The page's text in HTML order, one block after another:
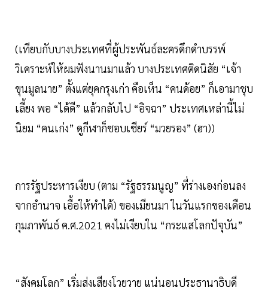
(เทียบกับบางประเทศที่ผู้ประพันธ์ละครดึกดำบรรพ์
วิเคราะห์ให้ผมฟังนานมาแล้ว บางประเทศติดนิสัย “เจ้า
ขุนมูลนาย” ตั้งแต่ยุคกรุงเก่า คือเห็น “คนด้อย” ก็เอามาชุบ
เลี้ยง พอ “ได้ดี” แล้วกลับไป “อิจฉา” ประเทศเหล่านี้ไม่
นิยม “คนเก่ง” ดูกีฬาก็ชอบเชียร์ “มวยรอง” (ฮา))
การรัฐประหารเงียบ (ตาม “รัฐธรรมนูญ” ที่ร่างเองก่อนลง
จากอำนาจ เอื้อให้ทำได้) ของเมียนมา ในวันแรกของเดือน
กุมภาพันธ์ ค.ศ.2021 คงไม่เงียบใน “กระแสโลกปัจุบัน”
“สังคมโลก” เริ่มส่งเสียงโวยวาย แน่นอนประธานาธิบดี